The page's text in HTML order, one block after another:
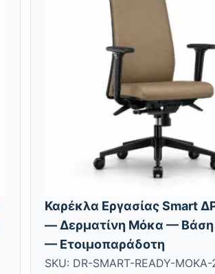
Καρέκλα Εργασίας Smart
— Δερματίνη Μόκα — Βάση
— Ετοιμοπαράδοτη
SKU: DR-SMART-READY-